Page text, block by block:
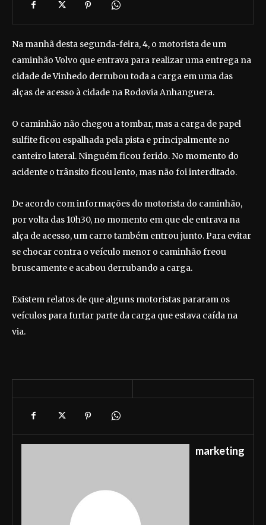
Na manhã desta segunda-feira, 4, o motorista de um
caminhão Volvo que entrava para realizar uma entrega na
cidade de Vinhedo derrubou toda a carga em uma das
alças de acesso à cidade na Rodovia Anhanguera.
O caminhão não chegou a tombar, mas a carga de papel
sulfite ficou espalhada pela pista e principalmente no
canteiro lateral. Ninguém ficou ferido. No momento do
acidente o trânsito ficou lento, mas não foi interditado.
De acordo com informações do motorista do caminhão,
por volta das 10h30, no momento em que ele entrava na
alça de acesso, um carro também entrou junto. Para evitar
se chocar contra o veículo menor o caminhão freou
bruscamente e acabou derrubando a carga.
Existem relatos de que alguns motoristas pararam os
veículos para furtar parte da carga que estava caída na
via.
marketing